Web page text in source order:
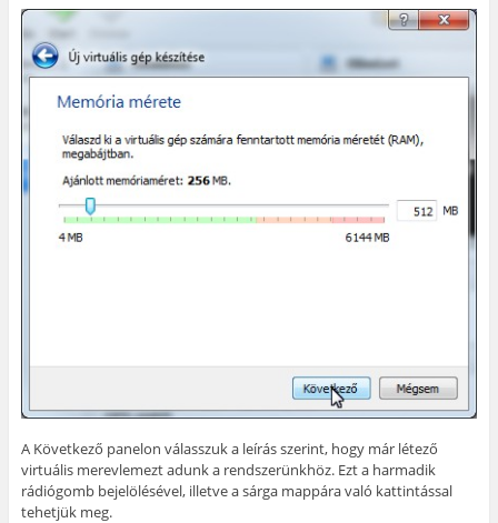
A Következő panelon válasszuk a leírás szerint, hogy már létező
virtuális merevlemezt adunk a rendszerünkhöz. Ezt a harmadik
rádiógomb bejelölésével, illetve a sárga mappára való kattintással
tehetjük meg.